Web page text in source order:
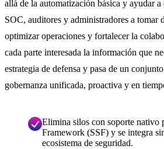
allá de la automatización básica y ayudar
SOC, auditores y administradores a tomar
optimizar operaciones y fortalecer la
cada parte interesada la información que
estrategia de defensa y pasa de un
gobernanza unificada, proactiva y en
Elimina silos con soporte nativo
Framework (SSF) y se integra
ecosistema de seguridad.